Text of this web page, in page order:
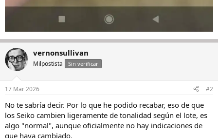
vernonsullivan
Milpostista Sin verificar
17 Mar 2026 #2
No te sabría decir. Por lo que he podido recabar, eso de que
los Seiko cambien ligeramente de tonalidad según el lote, es
algo "normal", aunque oficialmente no hay indicaciones de
que haya cambiado.